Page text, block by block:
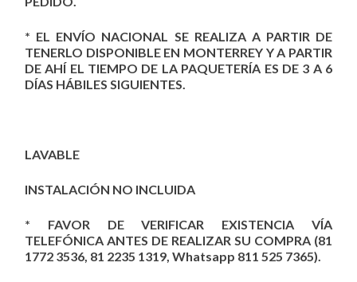
* EL ENVÍO NACIONAL SE REALIZA A PARTIR DE
TENERLO DISPONIBLE EN MONTERREY Y A PARTIR
DE AHÍ EL TIEMPO DE LA PAQUETERÍA ES DE 3 A 6
DÍAS HÁBILES SIGUIENTES.
LAVABLE
INSTALACIÓN NO INCLUIDA
* FAVOR DE VERIFICAR EXISTENCIA VÍA
TELEFÓNICA ANTES DE REALIZAR SU COMPRA (81
1772 3536, 81 2235 1319, Whatsapp 811 525 7365).